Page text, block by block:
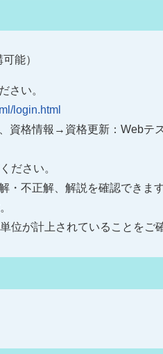
能）
さい。
login.html
資格情報→資格更新：Webテ
ださい。
・不正解、解説を確認できます
位が計上されていることをご